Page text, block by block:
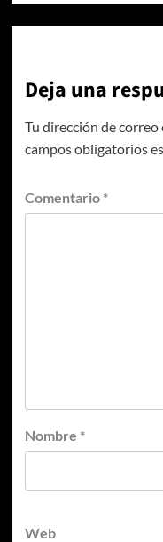
Deja una
Tu dirección de
campos obligatorios
Comentario *
Nombre *
Web